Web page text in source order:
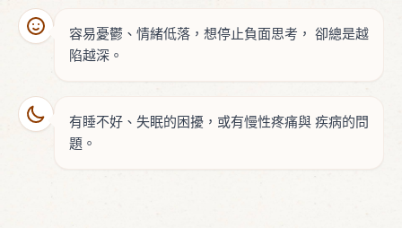
容易憂鬱、情緒低落，想停止負面思考， 卻總是越
陷越深。
有睡不好、失眠的困擾，或有慢性疼痛與 疾病的問
題。